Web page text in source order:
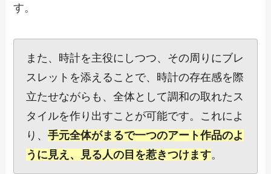
す。
また、時計を主役にしつつ、その周りにブレ
スレットを添えることで、時計の存在感を際
立たせながらも、全体として調和の取れたス
タイルを作り出すことが可能です。これによ
り、手元全体がまるで一つのアート作品のよ
うに見え、見る人の目を惹きつけます。